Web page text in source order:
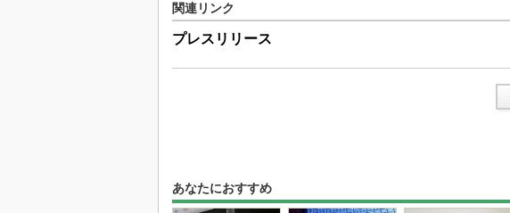
関連リンク
プレスリリース
あなたにおすすめ